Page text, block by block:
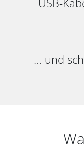
… und